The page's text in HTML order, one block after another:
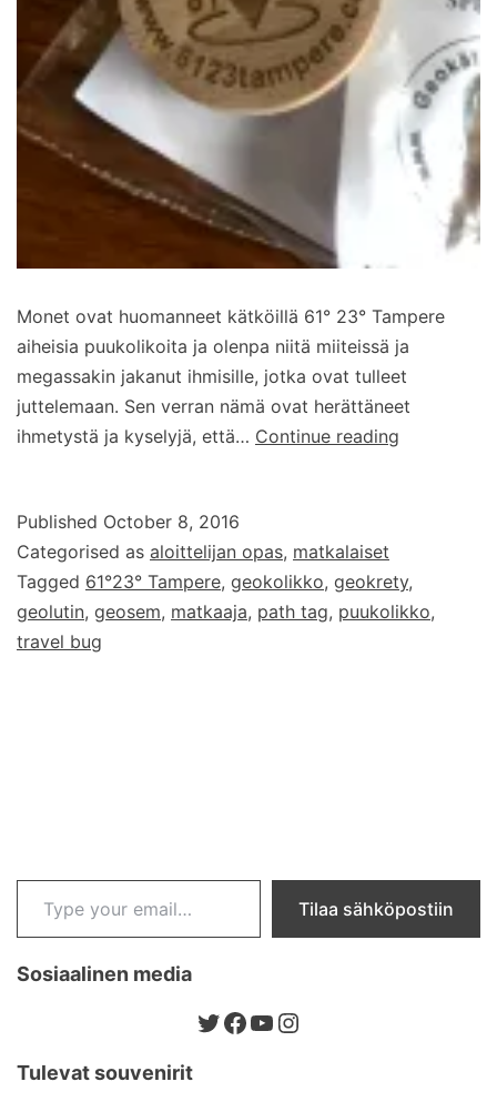
Monet ovat huomanneet kätköillä 61° 23° Tampere
aiheisia puukolikoita ja olenpa niitä miiteissä ja
megassakin jakanut ihmisille, jotka ovat tulleet
juttelemaan. Sen verran nämä ovat herättäneet
ihmetystä ja kyselyjä, että… Continue reading
ovat
puukolikot?
Published October 8, 2016
Categorised as aloittelijan opas, matkalaiset
Tagged 61°23° Tampere, geokolikko, geokrety,
geolutin, geosem, matkaaja, path tag, puukolikko,
travel bug
Type your email…
Tilaa sähköpostiin
Sosiaalinen media
Twitter
Facebook
YouTube
Instagram
Tulevat souvenirit